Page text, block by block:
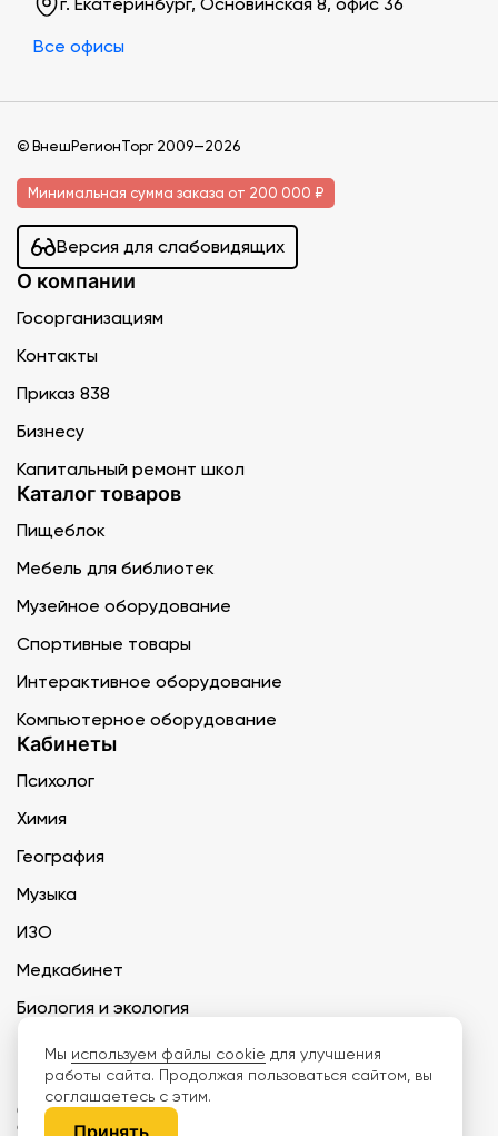
Все офисы
© ВнешРегионТорг 2009—2026
Минимальная сумма заказа от 200 000 ₽
Версия для слабовидящих
О компании
Госорганизациям
Контакты
Приказ 838
Бизнесу
Капитальный ремонт школ
Каталог товаров
Пищеблок
Мебель для библиотек
Музейное оборудование
Спортивные товары
Интерактивное оборудование
Компьютерное оборудование
Кабинеты
Психолог
Химия
География
Музыка
ИЗО
Медкабинет
Биология и экология
Технология
ООО «Дети наше будущее» ИНН 6671165273 ОГРН 1216600030250 КПП
667101001 БИК 046577674
Мы используем файлы cookie для улучшения
работы сайта. Продолжая пользоваться сайтом, вы
соглашаетесь с этим.
Принять